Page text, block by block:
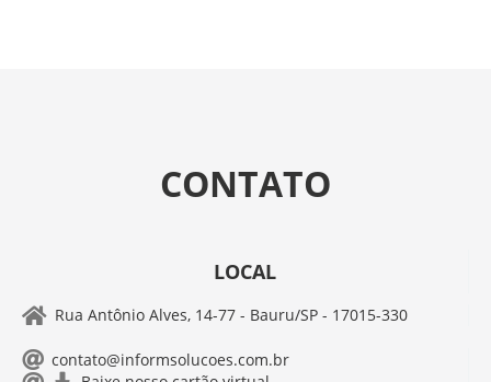
CONTATO
LOCAL
Rua Antônio Alves, 14-77 - Bauru/SP - 17015-330
contato@informsolucoes.com.br